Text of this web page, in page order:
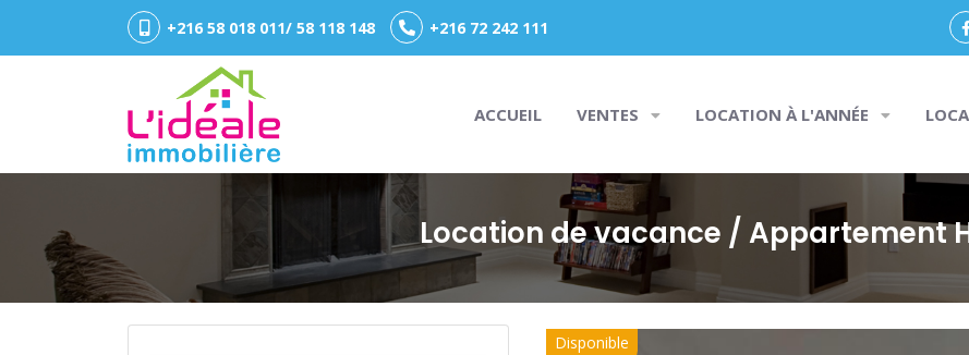
+216 58 018 011/ 58 118 148 +216 72 242 111
ACCUEIL VENTES LOCATION À L'ANNÉE
Location de vacance / Appartement
Disponible